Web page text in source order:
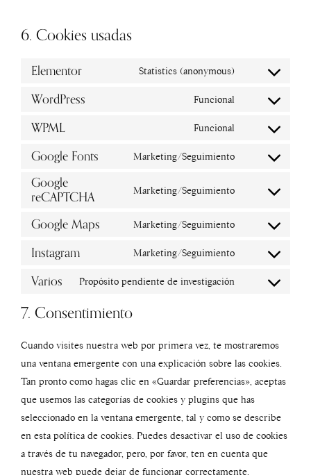
6. Cookies usadas
Elementor Statistics (anonymous)
WordPress Funcional
WPML Funcional
Google Fonts Marketing/Seguimiento
Google
reCAPTCHA Marketing/Seguimiento
Google Maps Marketing/Seguimiento
Instagram Marketing/Seguimiento
Varios Propósito pendiente de investigación
7. Consentimiento
Cuando visites nuestra web por primera vez, te mostraremos
una ventana emergente con una explicación sobre las cookies.
Tan pronto como hagas clic en «Guardar preferencias», aceptas
que usemos las categorías de cookies y plugins que has
seleccionado en la ventana emergente, tal y como se describe
en esta política de cookies. Puedes desactivar el uso de cookies
a través de tu navegador, pero, por favor, ten en cuenta que
nuestra web puede dejar de funcionar correctamente.